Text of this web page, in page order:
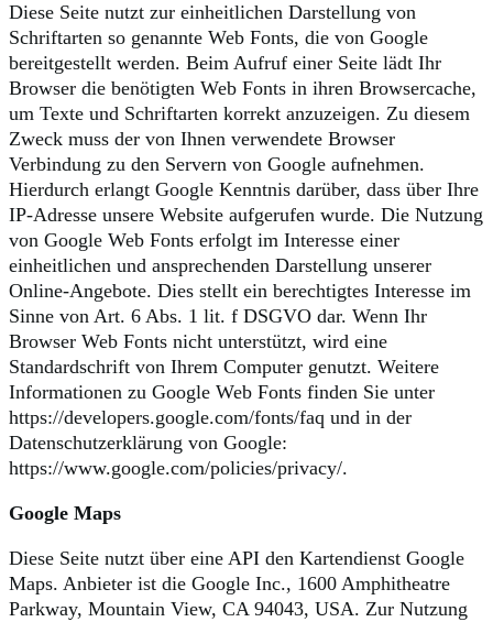
Diese Seite nutzt zur einheitlichen Darstellung von
Schriftarten so genannte Web Fonts, die von Google
bereitgestellt werden. Beim Aufruf einer Seite lädt Ihr
Browser die benötigten Web Fonts in ihren Browsercache,
um Texte und Schriftarten korrekt anzuzeigen. Zu diesem
Zweck muss der von Ihnen verwendete Browser
Verbindung zu den Servern von Google aufnehmen.
Hierdurch erlangt Google Kenntnis darüber, dass über Ihre
IP-Adresse unsere Website aufgerufen wurde. Die Nutzung
von Google Web Fonts erfolgt im Interesse einer
einheitlichen und ansprechenden Darstellung unserer
Online-Angebote. Dies stellt ein berechtigtes Interesse im
Sinne von Art. 6 Abs. 1 lit. f DSGVO dar. Wenn Ihr
Browser Web Fonts nicht unterstützt, wird eine
Standardschrift von Ihrem Computer genutzt. Weitere
Informationen zu Google Web Fonts finden Sie unter
https://developers.google.com/fonts/faq und in der
Datenschutzerklärung von Google:
https://www.google.com/policies/privacy/.
Google Maps
Diese Seite nutzt über eine API den Kartendienst Google
Maps. Anbieter ist die Google Inc., 1600 Amphitheatre
Parkway, Mountain View, CA 94043, USA. Zur Nutzung